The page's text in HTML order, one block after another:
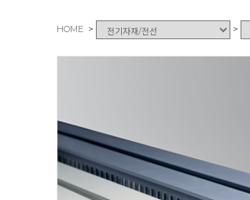
HOME > >